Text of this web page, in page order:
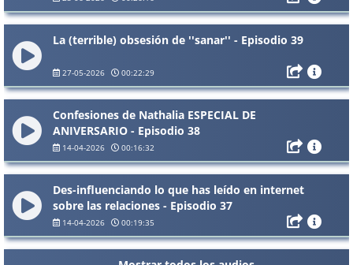
La (terrible) obsesión de ''sanar'' - Episodio 39
27-05-2026 00:22:29
Confesiones de Nathalia ESPECIAL DE
ANIVERSARIO - Episodio 38
14-04-2026 00:16:32
Des-influenciando lo que has leído en internet
sobre las relaciones - Episodio 37
14-04-2026 00:19:35